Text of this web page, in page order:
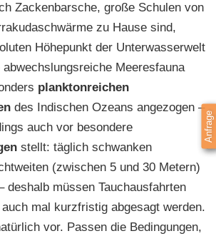
Anfrage
Zackenbarsche, große Schulen von
zu Hause sind,
Höhepunkt der Unterwasserwelt
Meeresfauna
planktonreichen
des Indischen Ozeans angezogen –
auch vor besondere
stellt: täglich schwanken
(zwischen 5 und 30 Metern)
deshalb müssen Tauchausfahrten
mal kurzfristig abgesagt werden.
vor. Passen die Bedingungen,